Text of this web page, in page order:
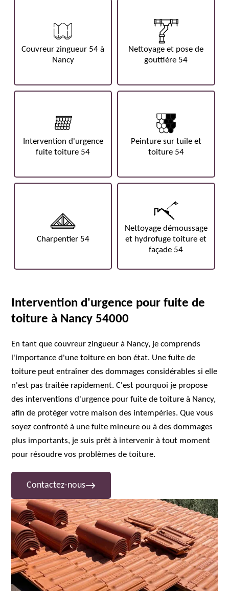
Couvreur zingueur 54 à
Nancy
Nettoyage et pose de
gouttière 54
Intervention d'urgence
fuite toiture 54
Peinture sur tuile et
toiture 54
Charpentier 54
Nettoyage démoussage
et hydrofuge toiture et
façade 54
Intervention d'urgence pour fuite de
toiture à Nancy 54000
En tant que couvreur zingueur à Nancy, je comprends
l'importance d'une toiture en bon état. Une fuite de
toiture peut entraîner des dommages considérables si elle
n'est pas traitée rapidement. C'est pourquoi je propose
des interventions d'urgence pour fuite de toiture à Nancy,
afin de protéger votre maison des intempéries. Que vous
soyez confronté à une fuite mineure ou à des dommages
plus importants, je suis prêt à intervenir à tout moment
pour résoudre vos problèmes de toiture.
Contactez-nous